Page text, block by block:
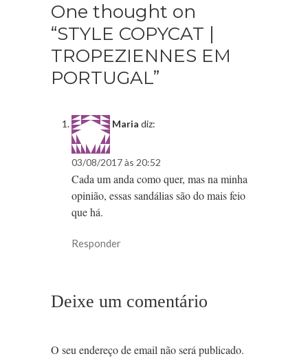
One thought on
“STYLE COPYCAT |
TROPEZIENNES EM
PORTUGAL”
Maria diz:
03/08/2017 às 20:52
Cada um anda como quer, mas na minha
opinião, essas sandálias são do mais feio
que há.
Responder
Deixe um comentário
O seu endereço de email não será publicado.